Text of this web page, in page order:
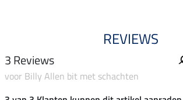
REVIEWS
3 Reviews
voor Billy Allen bit met schachten